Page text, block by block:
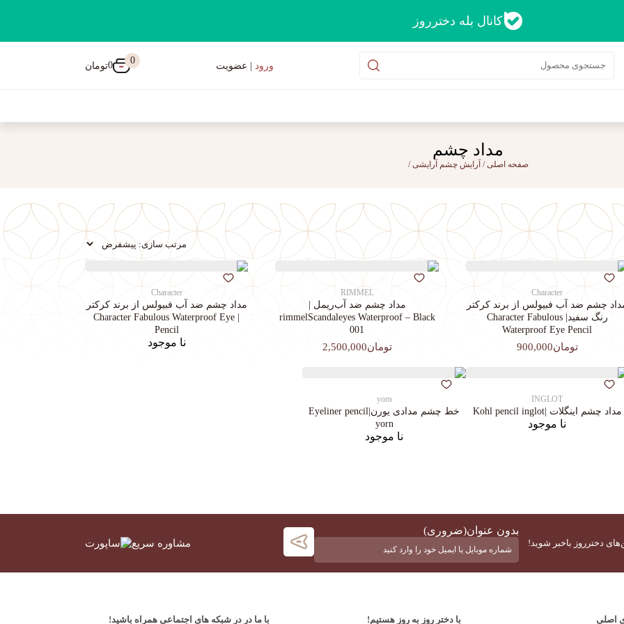
کانال بله دخترروز
ورود | عضویت
0
0تومان
مداد چشم
صفحه اصلی/ آرایش چشم آرایشی/
Character
چشم ضد آب فبیولس از برند کرکتر
رنگ سفید| Character Fabulous
Waterproof Eye Pencil
تومان900,000
RIMMEL
مداد چشم ضد آب‌ریمل |
rimmelScandaleyes Waterproof – Black
001
تومان2,500,000
Character
مداد چشم ضد آب فبیولس از برند کرکتر
| Character Fabulous Waterproof Eye
Pencil
نا موجود
INGLOT
مداد چشم اینگلات |Kohl pencil inglot
نا موجود
yorn
خط چشم مدادی یورن|Eyeliner pencil
yorn
نا موجود
دخترروز باخبر شوید!
بدون عنوان(ضروری)
مشاوره سریع
اصلی با دختر روز به روز هستیم! با ما در در شبکه های اجتماعی همراه باشید!